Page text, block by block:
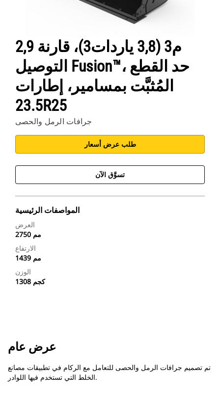
2,9 م3 (3,8 ياردات3)، قارنة
التوصيل Fusion™، حد القطع
المُثبَّت بمسامير، إطارات
23.5R25
جرافات الرمل والحصى
طلب عرض أسعار
تسوَّق الآن
المواصفات الرئيسية
العرض
2750 مم
الارتفاع
1439 مم
الوزن
1308 كجم
عرض عام
تم تصميم جرافات الرمل والحصى للتعامل مع الركام في تطبيقات مصانع
الخلط التي تستخدم فيها اللوادر.